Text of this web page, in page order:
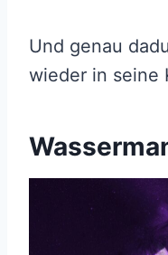
Und genau
wieder in seine